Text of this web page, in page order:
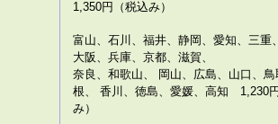
1,350円（税込み）
富山、石川、福井、静岡、愛知、三重
大阪、兵庫、京都、滋賀、
奈良、和歌山、 岡山、広島、山口、鳥
根、 香川、徳島、愛媛、高知 1,230
み）